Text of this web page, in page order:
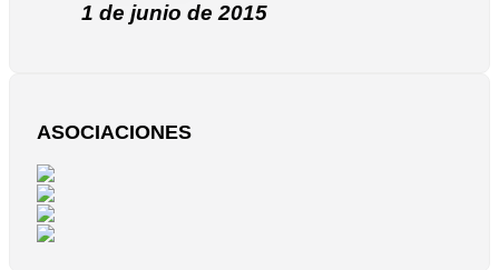
1 de junio de 2015
ASOCIACIONES